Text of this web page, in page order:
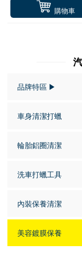
購物車
品牌特區 ▶
車身清潔打蠟
輪胎鋁圈清潔
洗車打蠟工具
內裝保養清潔
美容鍍膜保養